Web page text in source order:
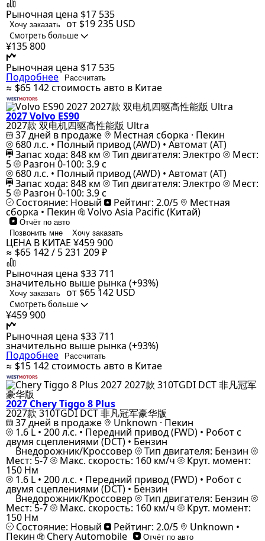
Рыночная цена $17 535
Хочу заказать от $19 235 USD
Смотреть больше
¥135 800
Рыночная цена $17 535
Подробнее Рассчитать
≈ $65 142стоимость авто в Китае
2027 Volvo ES90
2027款 双电机四驱高性能版 Ultra
37 дней в продаже Местная сборка · Пекин
680 л.с. • Полный привод (AWD) • Автомат (AT)
Запас хода: 848 км Тип двигателя: Электро Мест:
5 Разгон 0-100: 3.9 с
680 л.с. • Полный привод (AWD) • Автомат (AT)
Запас хода: 848 км Тип двигателя: Электро Мест:
5 Разгон 0-100: 3.9 с
Состояние: Новый Рейтинг: 2.0/5 Местная
сборка • Пекин Volvo Asia Pacific (Китай)
Отчёт по авто
Позвонить мне
Хочу заказать
ЦЕНА В КИТАЕ ¥459 900
≈ $65 142 / 5 231 209 ₽
Рыночная цена $33 711
значительно выше рынка (+93%)
Хочу заказать от $65 142 USD
Смотреть больше
¥459 900
Рыночная цена $33 711
значительно выше рынка (+93%)
Подробнее Рассчитать
≈ $15 142стоимость авто в Китае
2027 Chery Tiggo 8 Plus
2027款 310TGDI DCT 非凡冠军豪华版
37 дней в продаже Unknown · Пекин
1.6 L • 200 л.с. • Передний привод (FWD) • Робот с
двумя сцеплениями (DCT) • Бензин
Внедорожник/Кроссовер Тип двигателя: Бензин
Мест: 5-7 Макс. скорость: 160 км/ч Крут. момент:
150 Нм
1.6 L • 200 л.с. • Передний привод (FWD) • Робот с
двумя сцеплениями (DCT) • Бензин
Внедорожник/Кроссовер Тип двигателя: Бензин
Мест: 5-7 Макс. скорость: 160 км/ч Крут. момент:
150 Нм
Состояние: Новый Рейтинг: 2.0/5 Unknown •
Пекин Chery Automobile
Отчёт по авто